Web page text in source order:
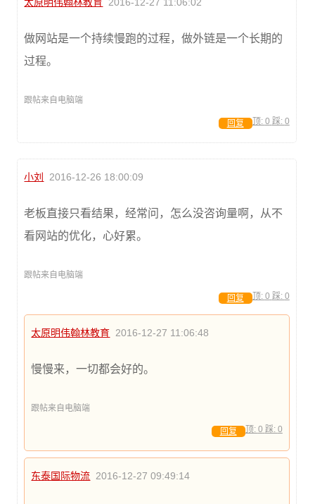
做网站是一个持续慢跑的过程，做外链是一个长期的
过程。
跟帖来自电脑端
顶: 0 踩: 0
回复
小刘 2016-12-26 18:00:09
老板直接只看结果，经常问，怎么没咨询量啊，从不
看网站的优化，心好累。
跟帖来自电脑端
顶: 0 踩: 0
回复
太原明伟翰林教育 2016-12-27 11:06:48
慢慢来，一切都会好的。
跟帖来自电脑端
顶: 0 踩: 0
回复
东泰国际物流 2016-12-27 09:49:14